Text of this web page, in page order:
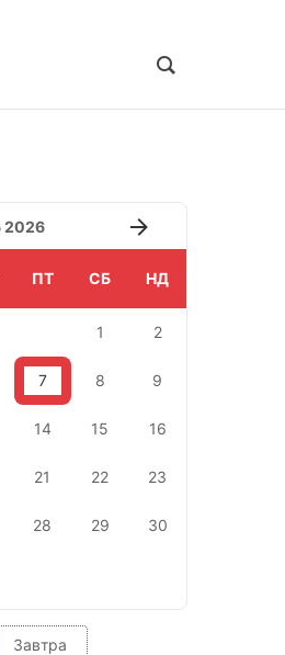
ПТ СБ НД
1 2
7 8 9
14 15 16
21 22 23
28 29 30
Завтра